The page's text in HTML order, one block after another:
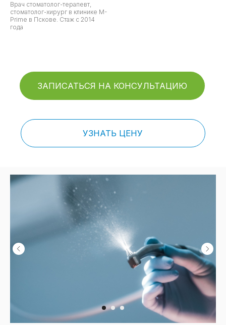
Врач стоматолог-терапевт,
стоматолог-хирург в клинике M-
Prime в Пскове. Стаж с 2014
года